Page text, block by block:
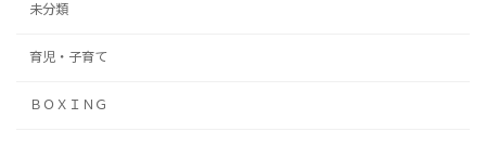
未分類
育児・子育て
ＢＯＸＩＮＧ